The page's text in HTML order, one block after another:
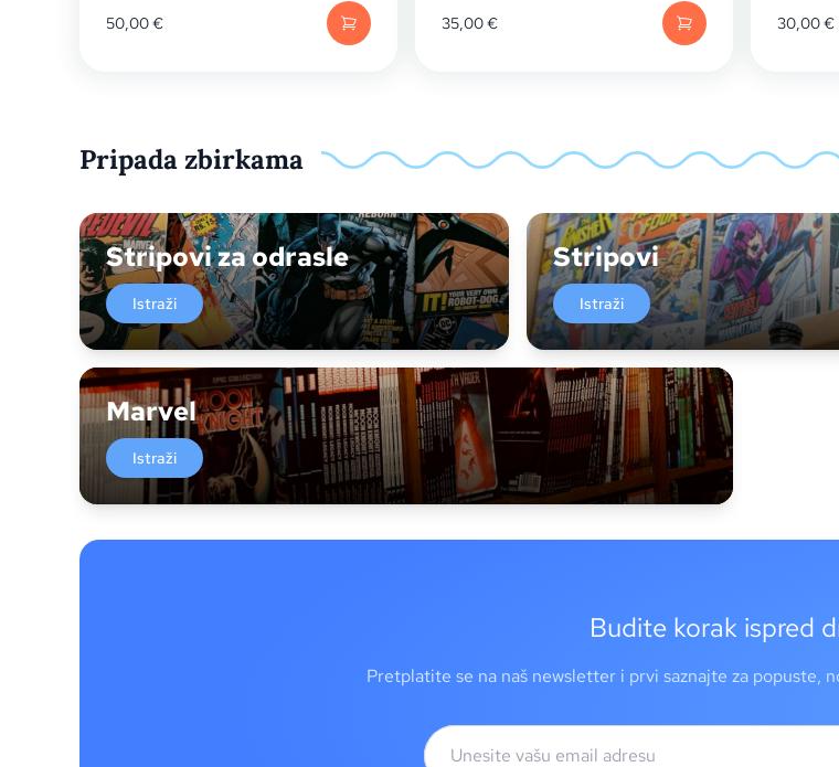
50,00€
35,00€
30,00€
Pripada zbirkama
Stripovi za odrasle
Istraži
Stripovi
Istraži
Marvel
Istraži
Budite korak ispred
Pretplatite se na naš newsletter i prvi saznajte za popuste,